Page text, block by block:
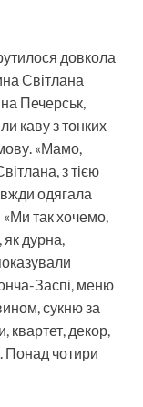
довкола
Світлана
Печерськ,
каву з тонких
«Мамо,
з тією
одягала
так хочемо,
як дурна,
Заспі, меню
сукню за
квартет, декор,
Понад чотири